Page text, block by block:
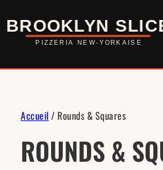
Contenu
Accueil/ Rounds & Squares
ROUNDS &